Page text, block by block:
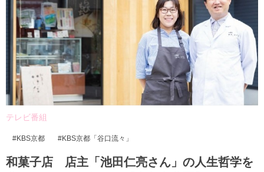
す
テレビ番組
KBS京都 KBS京都「谷口流々」
和菓子店 店主「池田仁亮さん」の人生哲学を